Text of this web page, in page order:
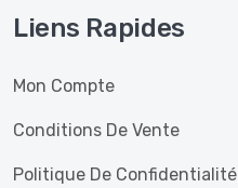
Liens Rapides
Mon Compte
Conditions De Vente
Politique De Confidentialité